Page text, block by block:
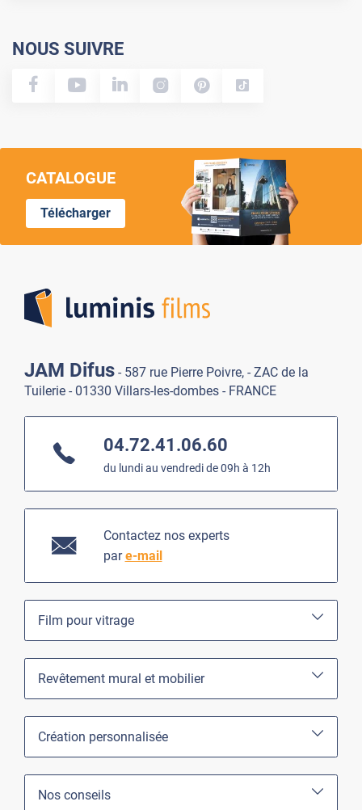
NOUS SUIVRE
CATALOGUE
Télécharger
JAM Difus - 587 rue Pierre Poivre, - ZAC de la
Tuilerie - 01330 Villars-les-dombes - FRANCE
04.72.41.06.60
du lundi au vendredi de 09h à 12h
Contactez nos experts
pare-mail
Film pour vitrage
Revêtement mural et mobilier
Création personnalisée
Nos conseils